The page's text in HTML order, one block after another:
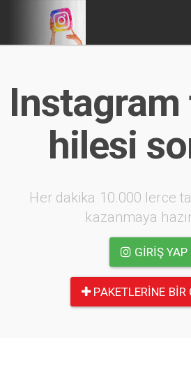
hilesi
Her dakika 10.000 lerce
kazanmaya
GIRIŞ YAP
PAKETLERINE BIR